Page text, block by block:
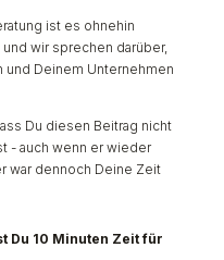
ist es ohnehin
wir sprechen darüber,
und Deinem Unternehmen
Du diesen Beitrag nicht
- auch wenn er wieder
war dennoch Deine Zeit
Du 10 Minuten Zeit für